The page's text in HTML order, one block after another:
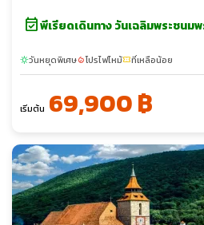
event_availableพีเรียดเดินทาง วันเฉลิมพระชนม
sunnyวันหยุดพิเศษlocal_fire_departmentโปรไฟไหม้confirmation_numberที่เหลือน้อย
เริ่มต้น 69,900 ฿